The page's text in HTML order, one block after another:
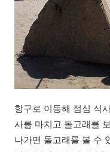
항구로 이동해 점심 식
사를 마치고 돌고래를
나가면 돌고래를 볼 수